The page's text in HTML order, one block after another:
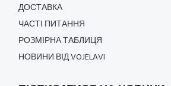
ДОСТАВКА
ЧАСТІ ПИТАННЯ
РОЗМІРНА ТАБЛИЦЯ
НОВИНИ ВІД VOJELAVI